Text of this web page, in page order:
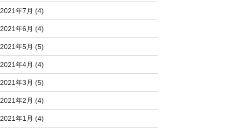
2021年7月 (4)
2021年6月 (4)
2021年5月 (5)
2021年4月 (4)
2021年3月 (5)
2021年2月 (4)
2021年1月 (4)